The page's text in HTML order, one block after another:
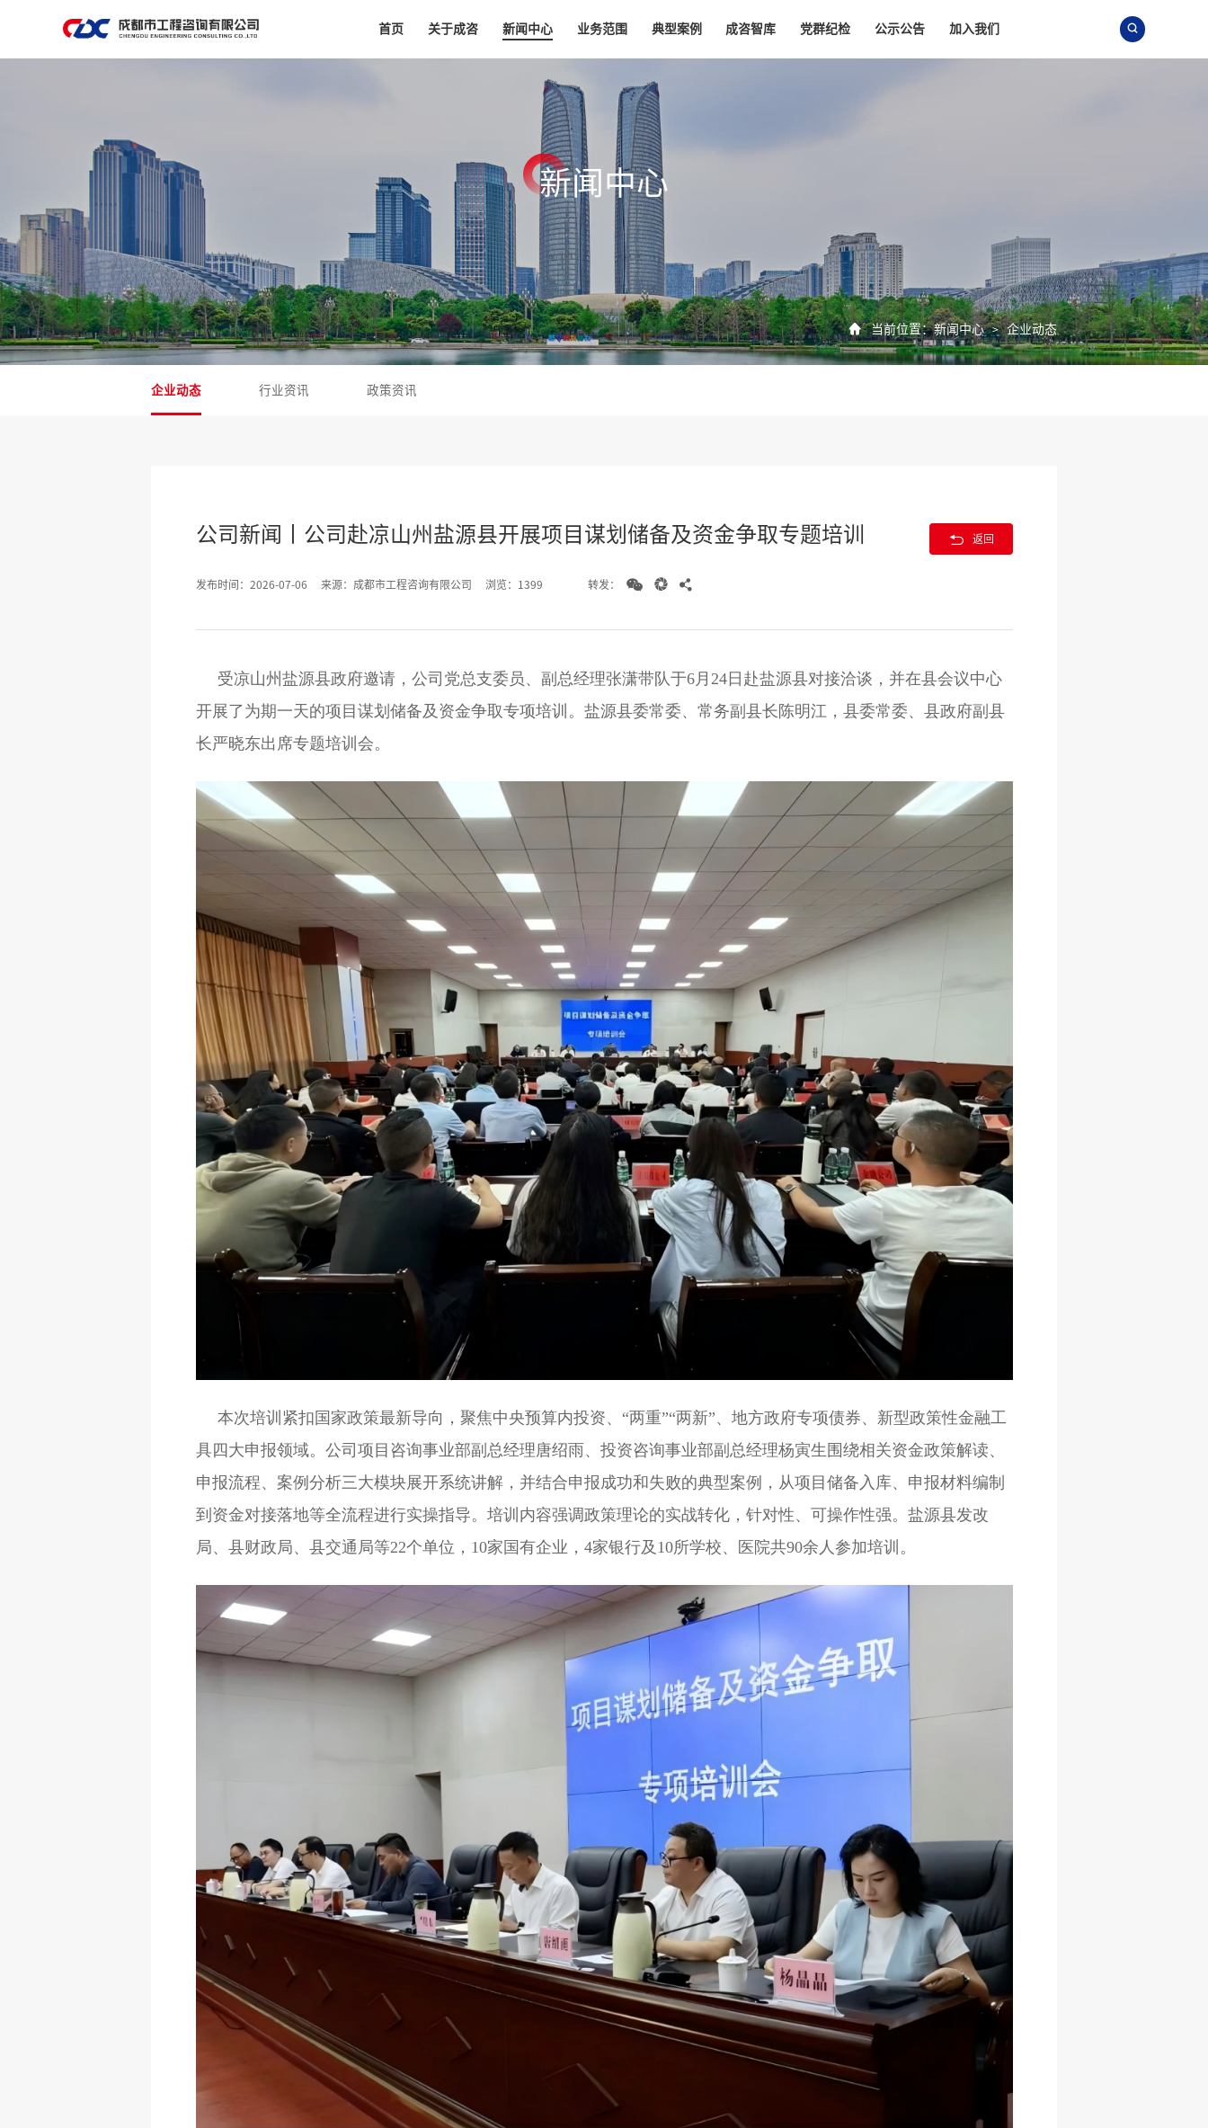
首页 关于成咨 新闻中心 业务范围 典型案例 成咨智库 党群纪检 公示公告 加入我们 
新闻 中心
 当前位置：新闻中心 > 企业动态
企业动态 行业资讯 政策资讯
公司新闻丨公司赴凉山州盐源县开展项目谋划储备及资金争取专题培训
发布时间：2026-07-06 来源：成都市工程咨询有限公司 浏览：1399 转发：   
 返回
受凉山州盐源县政府邀请，公司党总支委员、副总经理张潇带队于6月24日赴盐源县对接洽谈，并在县会议中心
开展了为期一天的项目谋划储备及资金争取专项培训。盐源县委常委、常务副县长陈明江，县委常委、县政府副县
长严晓东出席专题培训会。
本次培训紧扣国家政策最新导向，聚焦中央预算内投资、“两重”“两新”、地方政府专项债券、新型政策性金融工
具四大申报领域。公司项目咨询事业部副总经理唐绍雨、投资咨询事业部副总经理杨寅生围绕相关资金政策解读、
申报流程、案例分析三大模块展开系统讲解，并结合申报成功和失败的典型案例，从项目储备入库、申报材料编制
到资金对接落地等全流程进行实操指导。培训内容强调政策理论的实战转化，针对性、可操作性强。盐源县发改
局、县财政局、县交通局等22个单位，10家国有企业，4家银行及10所学校、医院共90余人参加培训。